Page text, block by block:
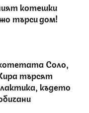
котешки
търси дом!
Соло,
търсят
където